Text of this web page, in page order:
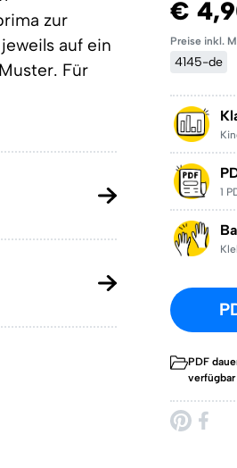
zur
auf ein
Für
€
Preise inkl.
4145-de
1
PDF
verfügbar